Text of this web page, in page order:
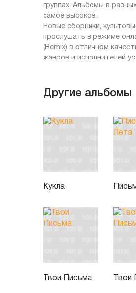
группах. Альбомы в
самое высокое.
Новые сборники,
прослушать в режиме
(Remix) в отличном
жанров и исполнителей
Другие альбомы
Кукла
Твои Письма Твои